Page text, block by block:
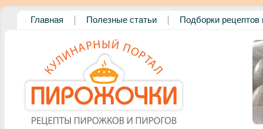
Главная Полезные статьи Подборки рецептов